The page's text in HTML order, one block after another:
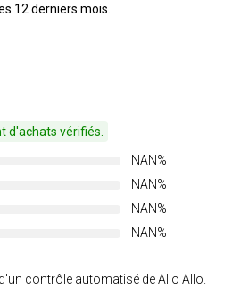
12 derniers mois.
d'achats vérifiés.
NAN%
NAN%
NAN%
NAN%
contrôle automatisé de Allo Allo.